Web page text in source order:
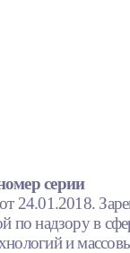
серии
по надзору в
и